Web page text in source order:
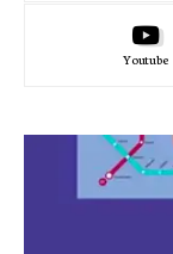
Youtube